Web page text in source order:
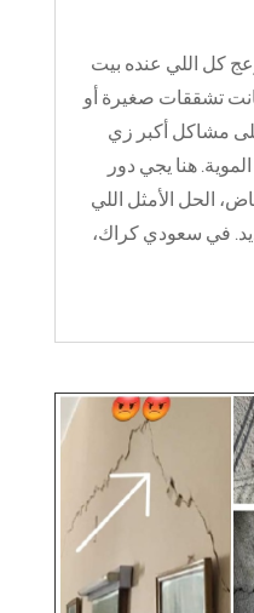
كل اللي عنده بيت
تشققات صغيرة أو
مشاكل أكبر زي
هنا يجي دور
الحل الأمثل اللي
في سعودي كراك،